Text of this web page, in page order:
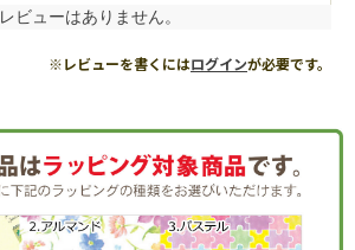
レビューはありません。
※レビューを書くにはログインが必要です。